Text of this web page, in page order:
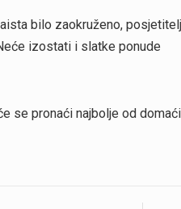
bilo zaokruženo,
izostati i slatke ponude
se pronaći najbolje od